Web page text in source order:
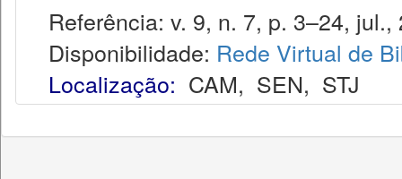
Referência: v. 9, n. 7, p. 3–24, jul.,
Disponibilidade: Rede Virtual de
Localização: CAM, SEN, STJ